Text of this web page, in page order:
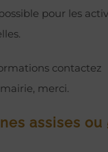
pour les
contactez
merci.
assises ou